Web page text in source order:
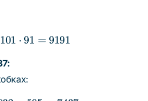
101 \cdot 91 = 9191
101 ⋅ 91 = 9191